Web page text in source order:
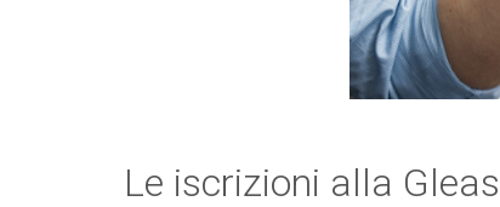
Le iscrizioni alla